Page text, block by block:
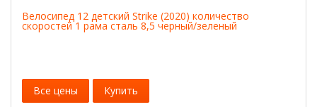
Велосипед 12 детский Strike (2020) количество
скоростей 1 рама сталь 8,5 черный/зеленый
Все цены Купить